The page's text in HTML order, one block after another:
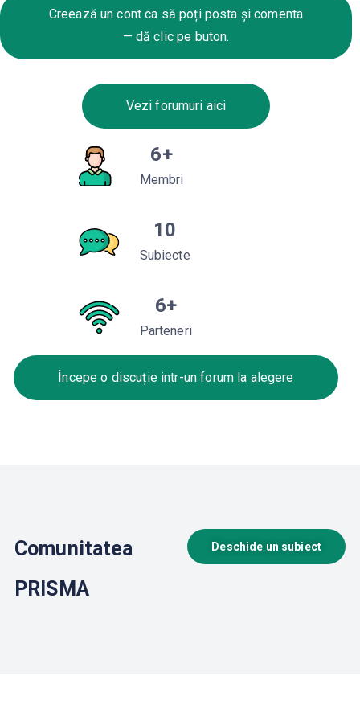
Creează un cont ca să poți posta și comenta
— dă clic pe buton.
Vezi forumuri aici
Membri
6+
Subiecte
10
Parteneri
6+
Începe o discuție intr-un forum la alegere
Comunitatea
PRISMA
Deschide un subiect